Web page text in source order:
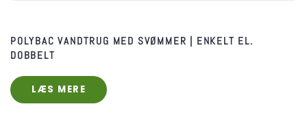
POLYBAC VANDTRUG MED SVØMMER | ENKELT EL.
DOBBELT
LÆS MERE